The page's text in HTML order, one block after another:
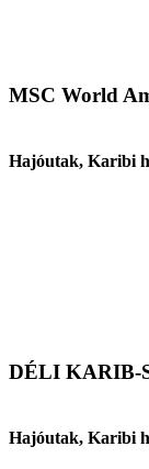
MSC World
Hajóutak, Karibi
DÉLI KARIB-
Hajóutak, Karibi